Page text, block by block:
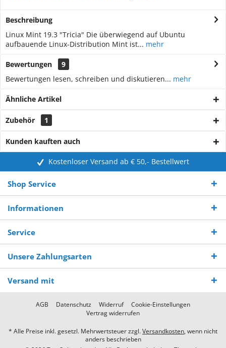
Beschreibung
Linux Mint 19.3 "Tricia" Die überwiegend auf Ubuntu
aufbauende Linux-Distribution Mint ist... mehr
Bewertungen
9
Bewertungen lesen, schreiben und diskutieren... mehr
Ähnliche Artikel
Zubehör 1
Kunden kauften auch
Kostenloser Versand ab € 50,- Bestellwert
Shop Service
Informationen
Service
Unsere Zahlungsarten
Versand mit
AGB Datenschutz Widerruf
Cookie-Einstellungen
Vertrag widerrufen
* Alle Preise inkl. gesetzl. Mehrwertsteuer zzgl.Versandkosten, wenn nicht
anders beschrieben